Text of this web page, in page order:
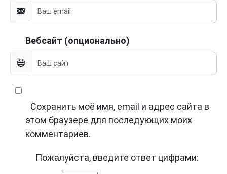
Вебсайт (опционально)
Сохранить моё имя, email и адрес сайта в
этом браузере для последующих моих
комментариев.
Пожалуйста, введите ответ цифрами: